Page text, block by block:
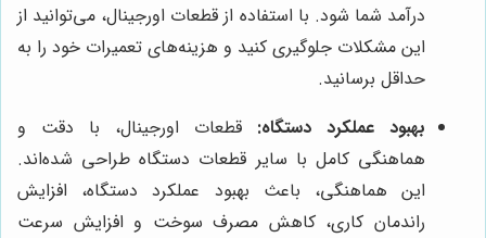
درآمد شما شود. با استفاده از قطعات اورجینال، می‌توانید از
این مشکلات جلوگیری کنید و هزینه‌های تعمیرات خود را به
حداقل برسانید.
بهبود عملکرد دستگاه: قطعات اورجینال، با دقت و
هماهنگی کامل با سایر قطعات دستگاه طراحی شده‌اند.
این هماهنگی، باعث بهبود عملکرد دستگاه، افزایش
راندمان کاری، کاهش مصرف سوخت و افزایش سرعت